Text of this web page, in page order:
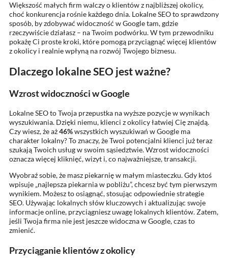
Większość małych firm walczy o klientów z najbliższej okolicy,
choć konkurencja rośnie każdego dnia. Lokalne SEO to sprawdzony
sposób, by zdobywać widoczność w Google tam, gdzie
rzeczywiście działasz – na Twoim podwórku. W tym przewodniku
pokażę Ci proste kroki, które pomogą przyciągnąć więcej klientów
z okolicy i realnie wpłyną na rozwój Twojego biznesu.
Dlaczego lokalne SEO jest ważne?
Wzrost widoczności w Google
Lokalne SEO to Twoja przepustka na wyższe pozycje w wynikach
wyszukiwania. Dzięki niemu, klienci z okolicy łatwiej Cię znajdą.
Czy wiesz, że aż46%wszystkich wyszukiwań w Google ma
charakter lokalny? To znaczy, że Twoi potencjalni klienci już teraz
szukają Twoich usług w swoim sąsiedztwie. Wzrost widoczności
oznacza więcej kliknięć, wizyt i, co najważniejsze, transakcji.
Wyobraź sobie, że masz piekarnię w małym miasteczku. Gdy ktoś
wpisuje „najlepsza piekarnia w pobliżu”, chcesz być tym pierwszym
wynikiem. Możesz to osiągnąć, stosując odpowiednie strategie
SEO. Używając lokalnych słów kluczowych i aktualizując swoje
informacje online, przyciągniesz uwagę lokalnych klientów. Zatem,
jeśli Twoja firma nie jest jeszcze widoczna w Google, czas to
zmienić.
Przyciąganie klientów z okolicy